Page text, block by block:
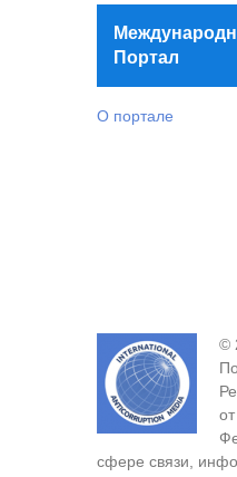
Портал
О портале
©
сфере связи,